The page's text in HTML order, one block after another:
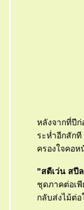
หลังจากที่ปี
ระห่ำอีกสักที
ครองใจคอ
"สตีเว่น สปี
ชุดภาคต่อเพี
กลับส่งไม้ต่